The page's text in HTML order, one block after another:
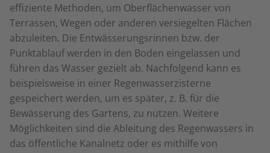
effiziente Methoden, um Oberflächenwasser von
Terrassen, Wegen oder anderen versiegelten Flächen
abzuleiten. Die Entwässerungsrinnen bzw. der
Punktablauf werden in den Boden eingelassen und
führen das Wasser gezielt ab. Nachfolgend kann es
beispielsweise in einer Regenwasserzisterne
gespeichert werden, um es später, z. B. für die
Bewässerung des Gartens, zu nutzen. Weitere
Möglichkeiten sind die Ableitung des Regenwassers in
das öffentliche Kanalnetz oder es mithilfe von